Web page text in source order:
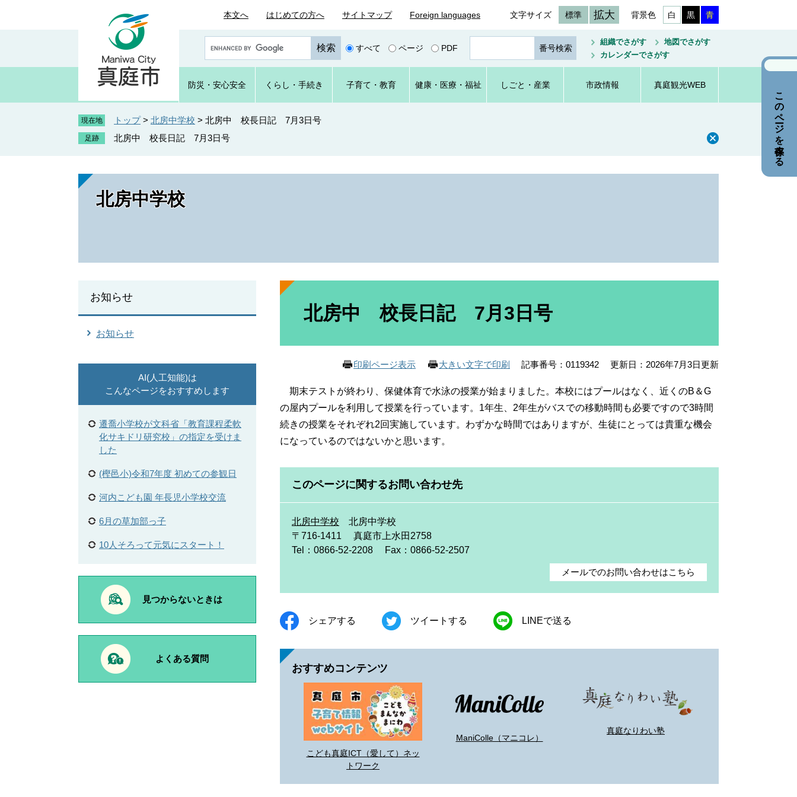
本文へ はじめての方へ サイトマップ Foreign languages 文字サイズ 標準 拡大 背景色 白 黒 青
o
e
カ
タ
すべて ページ PDF
ジ
番
号
を
組織でさがす
地図でさがす
カレンダーでさがす
防災・ 安心安全 くらし ・手続き 子育て ・教育 健康・ 医療・ 福祉 しごと ・産業 市政情報 真庭観光WEB
現在地 トップ > 北房中学校 > 北房中 校長日記 7月3日号
北房中 校長日記 7月3日号
北房中学校
本
北房中 校長日記 7月3日号
印刷ページ表示 大きい文字で印刷 記事番号：0119342 更新日：2026年7月3日更新
期末テストが終わり、保健体育で水泳の授業が始まりました。本校にはプールはなく、近くのB＆G
の屋内プールを利用して授業を行っています。1年生、2年生がバスでの移動時間も必要ですので3時間
続きの授業をそれぞれ2回実施しています。わずかな時間ではありますが、生徒にとっては貴重な機会
になっているのではないかと思います。
このページに関するお問い合わせ先
北房中学校
北房中学校
〒716-1411
真庭市上水田2758
Tel：0866-52-2208
Fax：0866-52-2507
メールでのお問い合わせはこちら
シェアする ツイートする LINEで送る
おすすめコンテンツ
こども真庭ICT（愛して）ネッ
トワーク
ManiColle（マニコレ）
真庭なりわい塾
お知らせ
お知らせ
AI(人工知能)は
こんなページをおすすめします
遷喬小学校が文科省「教育課程柔軟
化サキドリ研究校」の指定を受けま
した
(樫邑小)令和7年度 初めての参観日
河内こども園 年長児小学校交流
6月の草加部っ子
10人そろって元気にスタート！
見つからないときは
よくある質問
このページを保存する